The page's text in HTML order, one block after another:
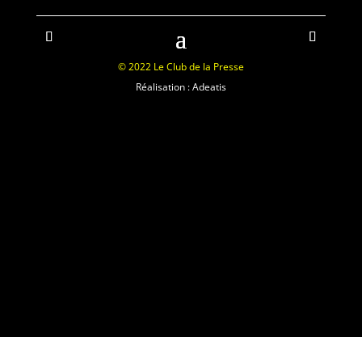
© 2022 Le Club de la Presse
Réalisation : Adeatis